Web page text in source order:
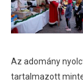
Az adomány
tartalmazott